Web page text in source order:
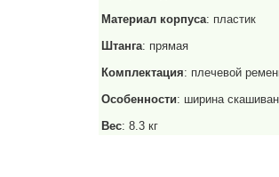
Материал корпуса: пластик
Штанга: прямая
Комплектация: плечевой
Особенности: ширина
Вес: 8.3 кг